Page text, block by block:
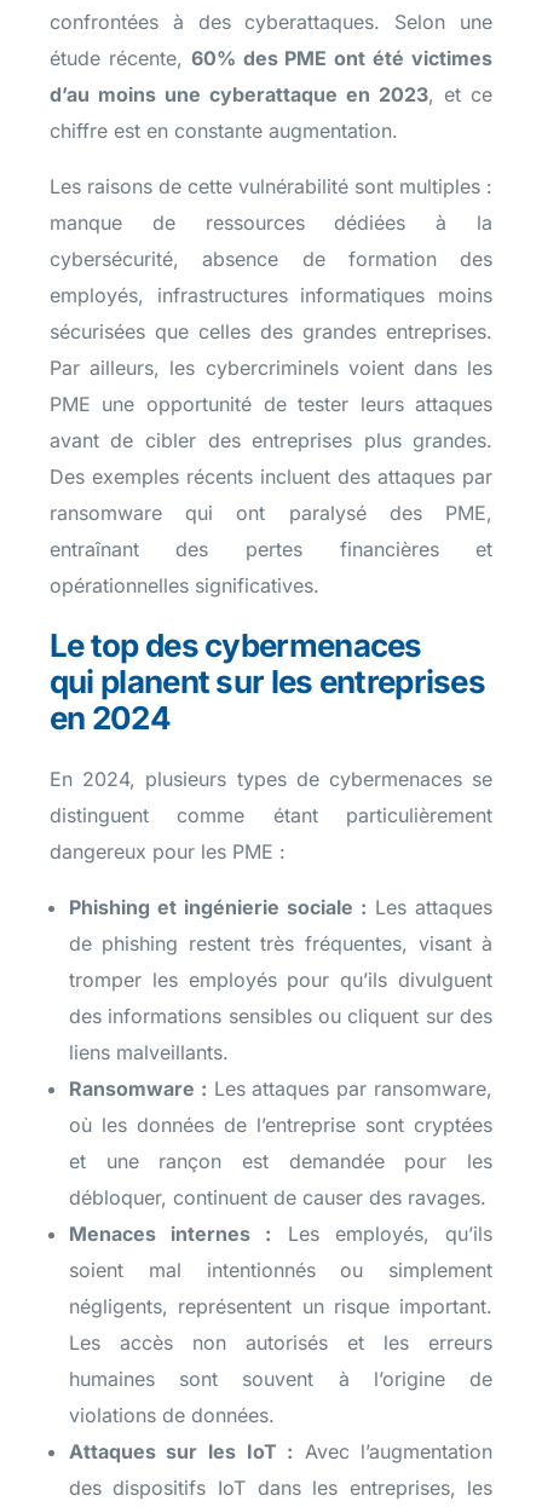
confrontées à des cyberattaques. Selon une
étude récente, 60% des PME ont été victimes
d’au moins une cyberattaque en 2023, et ce
chiffre est en constante augmentation.
Les raisons de cette vulnérabilité sont multiples :
manque de ressources dédiées à la
cybersécurité, absence de formation des
employés, infrastructures informatiques moins
sécurisées que celles des grandes entreprises.
Par ailleurs, les cybercriminels voient dans les
PME une opportunité de tester leurs attaques
avant de cibler des entreprises plus grandes.
Des exemples récents incluent des attaques par
ransomware qui ont paralysé des PME,
entraînant des pertes financières et
opérationnelles significatives.
Le top des cybermenaces
qui planent sur les entreprises
en 2024
En 2024, plusieurs types de cybermenaces se
distinguent comme étant particulièrement
dangereux pour les PME :
Phishing et ingénierie sociale : Les attaques
de phishing restent très fréquentes, visant à
tromper les employés pour qu’ils divulguent
des informations sensibles ou cliquent sur des
liens malveillants.
Ransomware : Les attaques par ransomware,
où les données de l’entreprise sont cryptées
et une rançon est demandée pour les
débloquer, continuent de causer des ravages.
Menaces internes : Les employés, qu’ils
soient mal intentionnés ou simplement
négligents, représentent un risque important.
Les accès non autorisés et les erreurs
humaines sont souvent à l’origine de
violations de données.
Attaques sur les IoT : Avec l’augmentation
des dispositifs IoT dans les entreprises, les